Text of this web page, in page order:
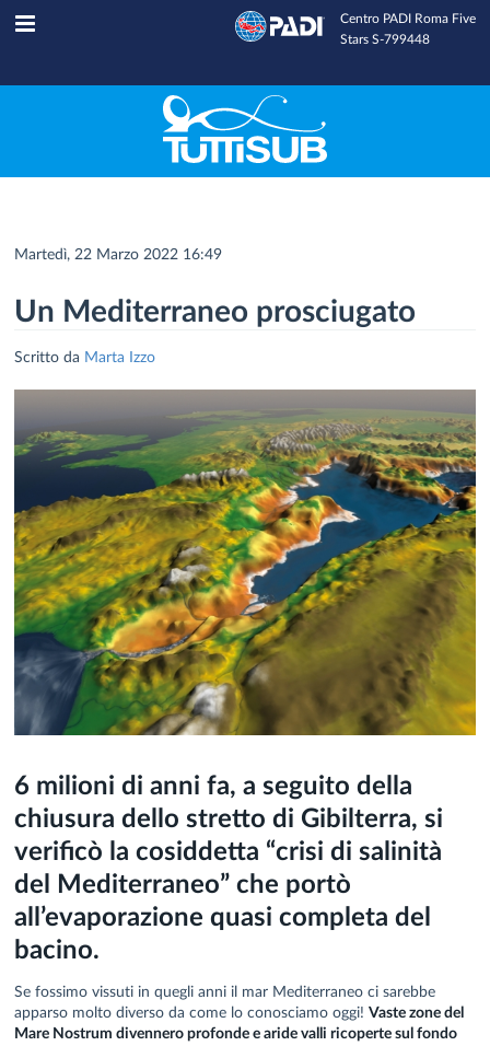
Centro PADI Roma Five
Stars S-799448
Tuttisub INFOLINE
Martedì, 22 Marzo 2022 16:49
Un Mediterraneo prosciugato
Scritto da Marta Izzo
6 milioni di anni fa, a seguito della
chiusura dello stretto di Gibilterra, si
verificò la cosiddetta “crisi di salinità
del Mediterraneo” che portò
all’evaporazione quasi completa del
bacino.
Se fossimo vissuti in quegli anni il mar Mediterraneo ci sarebbe
apparso molto diverso da come lo conosciamo oggi!Vaste zone del
Mare Nostrum divennero profonde e aride valli ricoperte sul fondo